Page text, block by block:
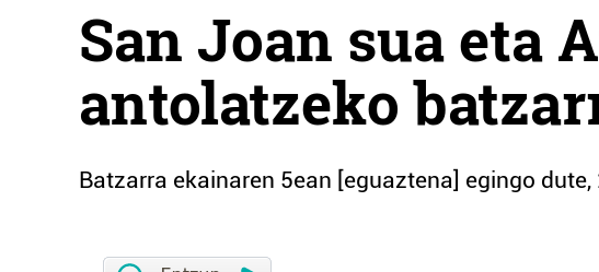
San Joan sua eta
antolatzeko
Batzarra ekainaren 5ean [eguaztena] egingo